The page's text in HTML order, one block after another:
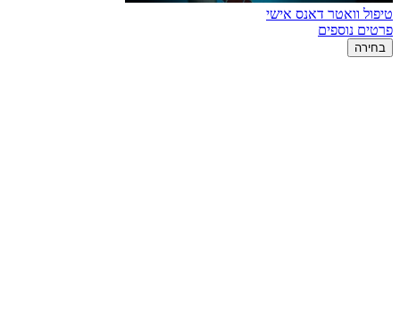
טיפול וואטר דאנס אישי
פרטים נוספים
בחירה